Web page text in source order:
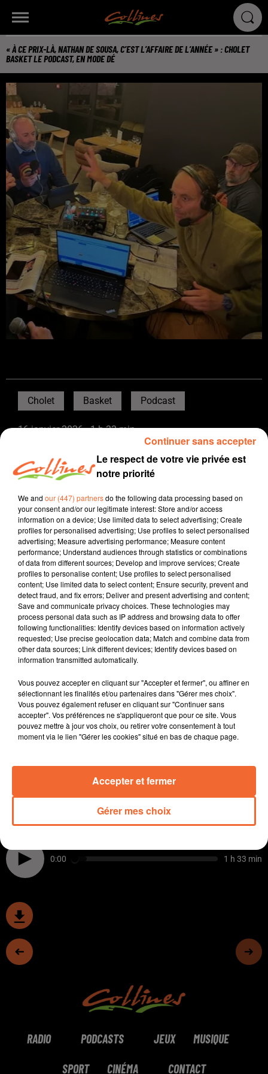
« À CE PRIX-LÀ, NATHAN DE SOUSA, C’EST L’AFFAIRE DE L’ANNÉE » : CHOLET
BASKET LE PODCAST, EN MODE DÉ
Cholet Basket Podcast
16 janvier 2026 - 1 h 33 min
« À CE PRIX-LÀ, NATHAN DE SOUSA, C’EST L’AFFAIRE DE
L’ANNÉE » : CHOLET BASKET LE PODCAST, EN MODE DÉ
Cholet Basket, le podcast
Au lendemain de l’élimination en Ligue des champions,
à Bursa (Turquie), Cholet Basket le podcast a passé en
revue tous les sujets qui font l’actualité du plus célèbre
club des Mauges, dans une émission spéciale débat,
enregistrée en public au bar restaurant le Cinq, ce jeudi
15 janvier.
Pour ce septième épisode, Philippe Audouin (RTL) et
Julien Hippocrate (Ouest-France) accueillent deux
invités autour de la table : Pierre-Yves Croix, chef des
sports du Courrier de l’Ouest et suiveur de Cholet
Maginot, ancien espoir choletais que vous retrouvez
les soirs de match au micro de Collines la Radio aux
côtés de François Larue et Vincent Nori.
Au menu de cette nouvelle émission, trois sujets
l’incroyable qualification pour la Leaders Cup et
l'analyse joueur par joueur de tous les salaires
choletais publiés dans le dernier numéro de Maxi-
Basket. « À ce prix-là, Nathan De Sousa, c’est l’affaire
de l’année », estiment notamment nos journalistes.
0:00 1 h 33 min
RADIO PODCASTS JEUX MUSIQUE
SPORT CINÉMA CONTACT
Le respect de votre vie privée est
notre priorité
We and our (447) partnersdo the following data processing based on
your consent and/or our legitimate interest: Store and/or access
information on a device; Use limited data to select advertising; Create
profiles for personalised advertising; Use profiles to select personalised
advertising; Measure advertising performance; Measure content
performance; Understand audiences through statistics or combinations
of data from different sources; Develop and improve services; Create
profiles to personalise content; Use profiles to select personalised
content; Use limited data to select content; Ensure security, prevent and
detect fraud, and fix errors; Deliver and present advertising and content;
Save and communicate privacy choices. These technologies may
process personal data such as IP address and browsing data to offer
following functionalities: Identify devices based on information actively
requested; Use precise geolocation data; Match and combine data from
other data sources; Link different devices; Identify devices based on
information transmitted automatically.
Vous pouvez accepter en cliquant sur "Accepter et fermer", ou affiner en
sélectionnant les finalités et/ou partenaires dans "Gérer mes choix".
Vous pouvez également refuser en cliquant sur "Continuer sans
accepter". Vos préférences ne s'appliqueront que pour ce site. Vous
pouvez mettre à jour vos choix, ou retirer votre consentement à tout
moment via le lien "Gérer les cookies" situé en bas de chaque page.
Gérer mes choix
Accepter et fermer
Continuer sans accepter